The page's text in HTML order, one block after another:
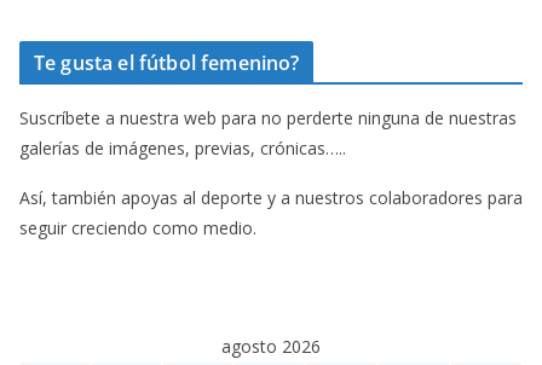
Te gusta el fútbol femenino?
Suscríbete a nuestra web para no perderte ninguna de nuestras
galerías de imágenes, previas, crónicas…..
Así, también apoyas al deporte y a nuestros colaboradores para
seguir creciendo como medio.
agosto 2026